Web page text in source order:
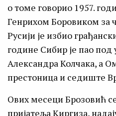
о томе говорио 1957.
Генрихом Боровиком за
Русији је избио
године Сибир је пао под
Александра Колчака, а
престоница и седиште
Ових месеци Брозовић
пријатеља Киргиза,